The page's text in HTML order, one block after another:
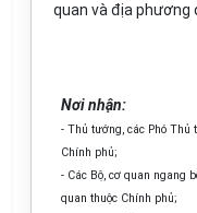
quan và địa
Nơi nhận:
- Thủ tướng, các Phó Thủ
Chính phủ;
- Các Bộ, cơ quan ngang
quan thuộc Chính phủ;